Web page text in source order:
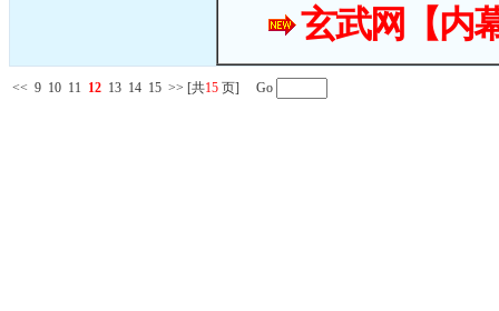
玄武网【内
<< 9 10 11 12 13 14 15 >> [共15 页] Go